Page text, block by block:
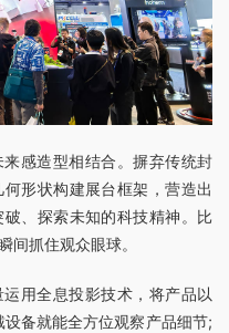
感造型相结合。摒弃传统封
形状构建展台框架，营造出
、探索未知的科技精神。比
间抓住观众眼球。
用全息投影技术，将产品以
备就能全方位观察产品细节;